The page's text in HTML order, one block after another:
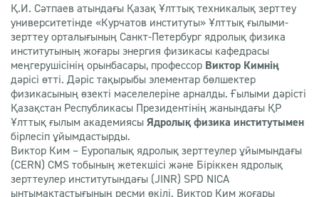
Қ.И. Сәтпаев атындағы Қазақ Ұлттық техникалық зерттеу
университетінде «Курчатов институты» Ұлттық ғылыми-
зерттеу орталығының Санкт-Петербург ядролық физика
институтының жоғары энергия физикасы кафедрасы
меңгерушісінің орынбасары, профессор Виктор Кимнің
дәрісі өтті. Дәріс тақырыбы элементар бөлшектер
физикасының өзекті мәселелеріне арналды. Ғылыми дәрісті
Қазақстан Республикасы Президентінің жанындағы ҚР
Ұлттық ғылым академиясыЯдролық физика институтымен
бірлесіп ұйымдастырды.
Виктор Ким – Еуропалық ядролық зерттеулер ұйымындағы
(CERN) CMS тобының жетекшісі және Біріккен ядролық
зерттеулер институтындағы (JINR) SPD NICA
ынтымақтастығының ресми өкілі. Виктор Ким жоғары